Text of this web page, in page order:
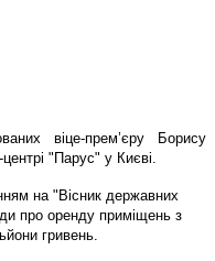
віце-прем’єру Борису
"Парус" у Києві.
на "Вісник державних
про оренду приміщень з
гривень.